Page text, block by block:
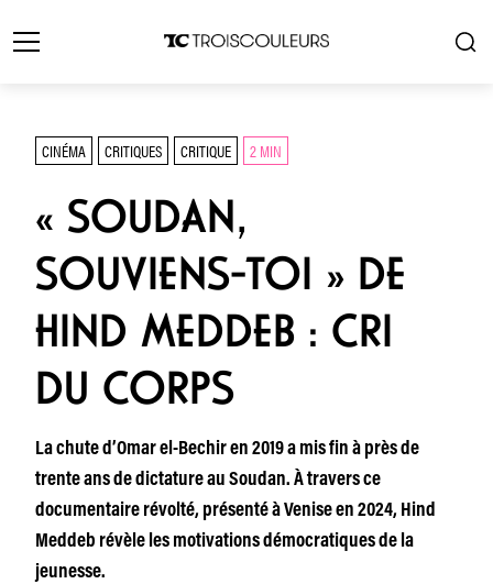
CINÉMA CRITIQUES CRITIQUE 2 MIN
« SOUDAN,
SOUVIENS-TOI » DE
HIND MEDDEB : CRI
DU CORPS
La chute d’Omar el-Bechir en 2019 a mis fin à près de
trente ans de dictature au Soudan. À travers ce
documentaire révolté, présenté à Venise en 2024, Hind
Meddeb révèle les motivations démocratiques de la
jeunesse.